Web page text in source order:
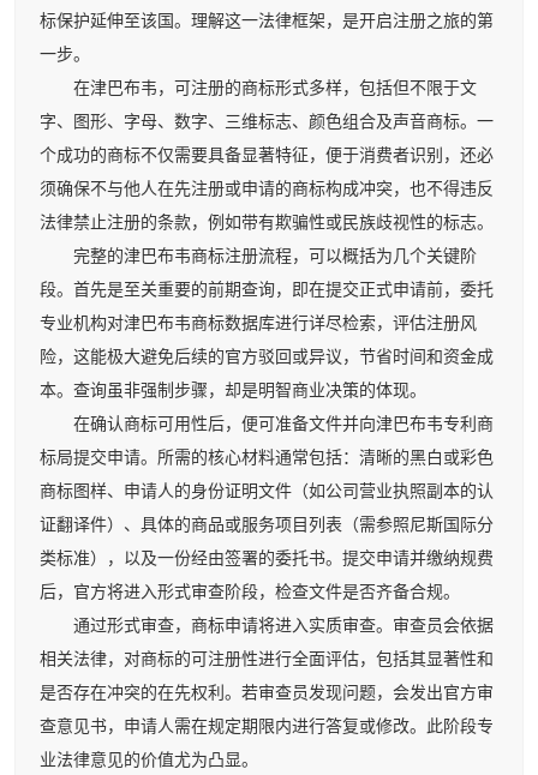
标保护延伸至该国。理解这一法律框架，是开启注册之旅的第
一步。
在津巴布韦，可注册的商标形式多样，包括但不限于文
字、图形、字母、数字、三维标志、颜色组合及声音商标。一
个成功的商标不仅需要具备显著特征，便于消费者识别，还必
须确保不与他人在先注册或申请的商标构成冲突，也不得违反
法律禁止注册的条款，例如带有欺骗性或民族歧视性的标志。
完整的津巴布韦商标注册流程，可以概括为几个关键阶
段。首先是至关重要的前期查询，即在提交正式申请前，委托
专业机构对津巴布韦商标数据库进行详尽检索，评估注册风
险，这能极大避免后续的官方驳回或异议，节省时间和资金成
本。查询虽非强制步骤，却是明智商业决策的体现。
在确认商标可用性后，便可准备文件并向津巴布韦专利商
标局提交申请。所需的核心材料通常包括：清晰的黑白或彩色
商标图样、申请人的身份证明文件（如公司营业执照副本的认
证翻译件）、具体的商品或服务项目列表（需参照尼斯国际分
类标准），以及一份经由签署的委托书。提交申请并缴纳规费
后，官方将进入形式审查阶段，检查文件是否齐备合规。
通过形式审查，商标申请将进入实质审查。审查员会依据
相关法律，对商标的可注册性进行全面评估，包括其显著性和
是否存在冲突的在先权利。若审查员发现问题，会发出官方审
查意见书，申请人需在规定期限内进行答复或修改。此阶段专
业法律意见的价值尤为凸显。